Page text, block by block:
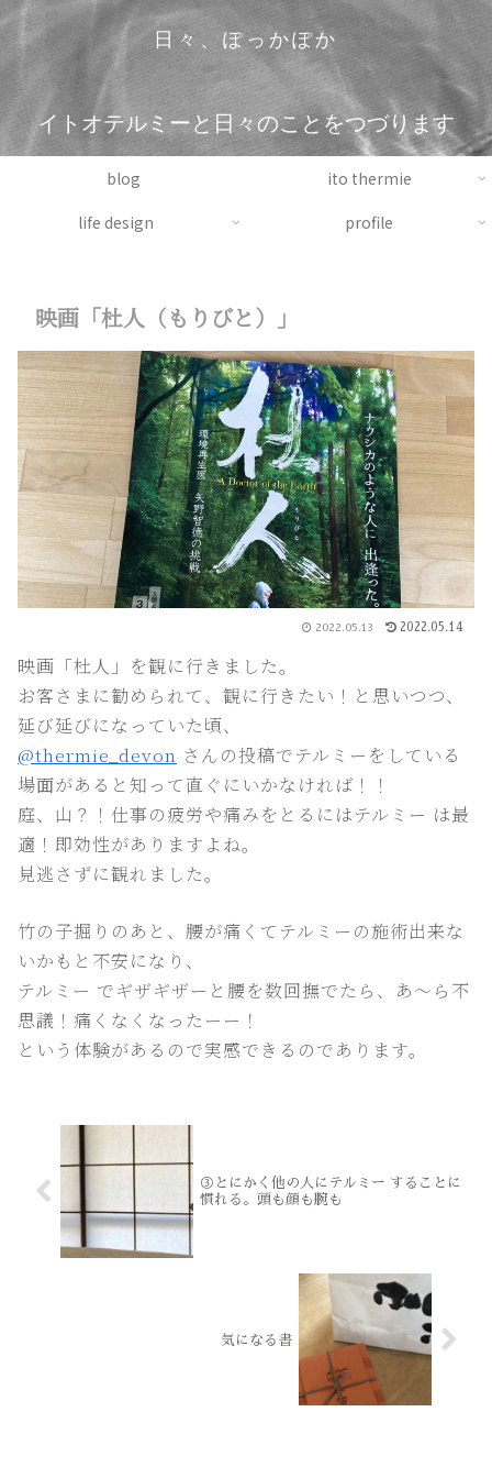
日々、ぽっかぽか
イトオテルミーと日々のことをつづります
blog
ito thermie
life design
profile
映画「杜人（もりびと）」
2022.05.13 2022.05.14
映画「杜人」を観に行きました。
お客さまに勧められて、観に行きたい！と思いつつ、
延び延びになっていた頃、
@thermie_devon さんの投稿でテルミーをしている
場面があると知って直ぐにいかなければ！！
庭、山？！仕事の疲労や痛みをとるにはテルミー は最
適！即効性がありますよね。
見逃さずに観れました。
竹の子掘りのあと、腰が痛くてテルミーの施術出来な
いかもと不安になり、
テルミー でギザギザーと腰を数回撫でたら、あ〜ら不
思議！痛くなくなったーー！
という体験があるので実感できるのであります。
③とにかく他の人にテルミー することに
慣れる。頭も顔も腕も
気になる書